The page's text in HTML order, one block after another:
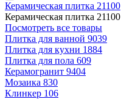
Керамическая плитка 21100
Керамическая плитка 21100
Посмотреть все товары
Плитка для ванной 9039
Плитка для кухни 1884
Плитка для пола 609
Керамогранит 9404
Мозаика 830
Клинкер 106